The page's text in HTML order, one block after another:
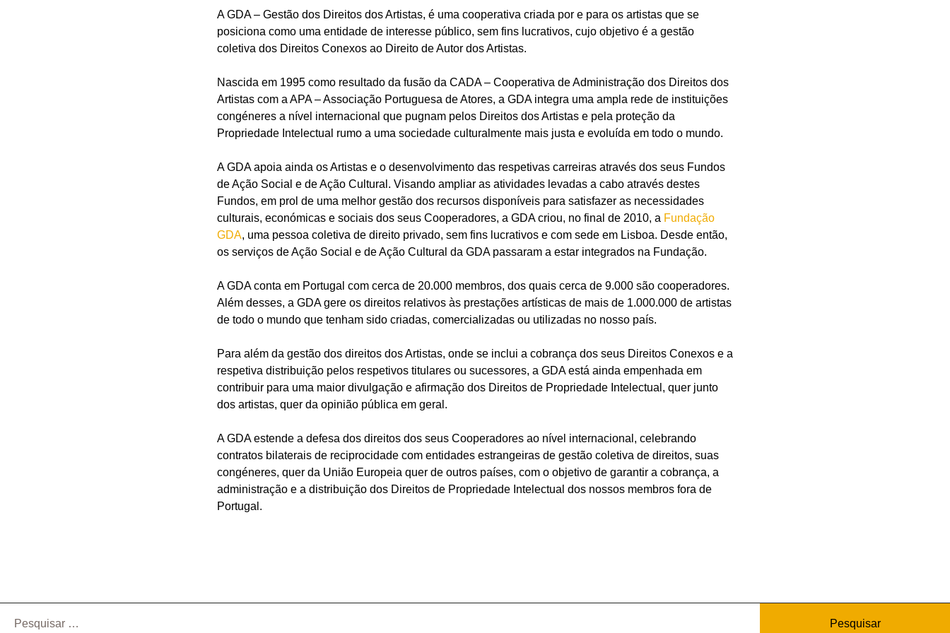
A GDA – Gestão dos Direitos dos Artistas, é uma cooperativa criada por e para os artistas que se
posiciona como uma entidade de interesse público, sem fins lucrativos, cujo objetivo é a gestão
coletiva dos Direitos Conexos ao Direito de Autor dos Artistas.
Nascida em 1995 como resultado da fusão da CADA – Cooperativa de Administração dos Direitos dos
Artistas com a APA – Associação Portuguesa de Atores, a GDA integra uma ampla rede de instituições
congéneres a nível internacional que pugnam pelos Direitos dos Artistas e pela proteção da
Propriedade Intelectual rumo a uma sociedade culturalmente mais justa e evoluída em todo o mundo.
A GDA apoia ainda os Artistas e o desenvolvimento das respetivas carreiras através dos seus Fundos
de Ação Social e de Ação Cultural. Visando ampliar as atividades levadas a cabo através destes
Fundos, em prol de uma melhor gestão dos recursos disponíveis para satisfazer as necessidades
culturais, económicas e sociais dos seus Cooperadores, a GDA criou, no final de 2010, a Fundação
GDA, uma pessoa coletiva de direito privado, sem fins lucrativos e com sede em Lisboa. Desde então,
os serviços de Ação Social e de Ação Cultural da GDA passaram a estar integrados na Fundação.
A GDA conta em Portugal com cerca de 20.000 membros, dos quais cerca de 9.000 são cooperadores.
Além desses, a GDA gere os direitos relativos às prestações artísticas de mais de 1.000.000 de artistas
de todo o mundo que tenham sido criadas, comercializadas ou utilizadas no nosso país.
Para além da gestão dos direitos dos Artistas, onde se inclui a cobrança dos seus Direitos Conexos e a
respetiva distribuição pelos respetivos titulares ou sucessores, a GDA está ainda empenhada em
contribuir para uma maior divulgação e afirmação dos Direitos de Propriedade Intelectual, quer junto
dos artistas, quer da opinião pública em geral.
A GDA estende a defesa dos direitos dos seus Cooperadores ao nível internacional, celebrando
contratos bilaterais de reciprocidade com entidades estrangeiras de gestão coletiva de direitos, suas
congéneres, quer da União Europeia quer de outros países, com o objetivo de garantir a cobrança, a
administração e a distribuição dos Direitos de Propriedade Intelectual dos nossos membros fora de
Portugal.
por: